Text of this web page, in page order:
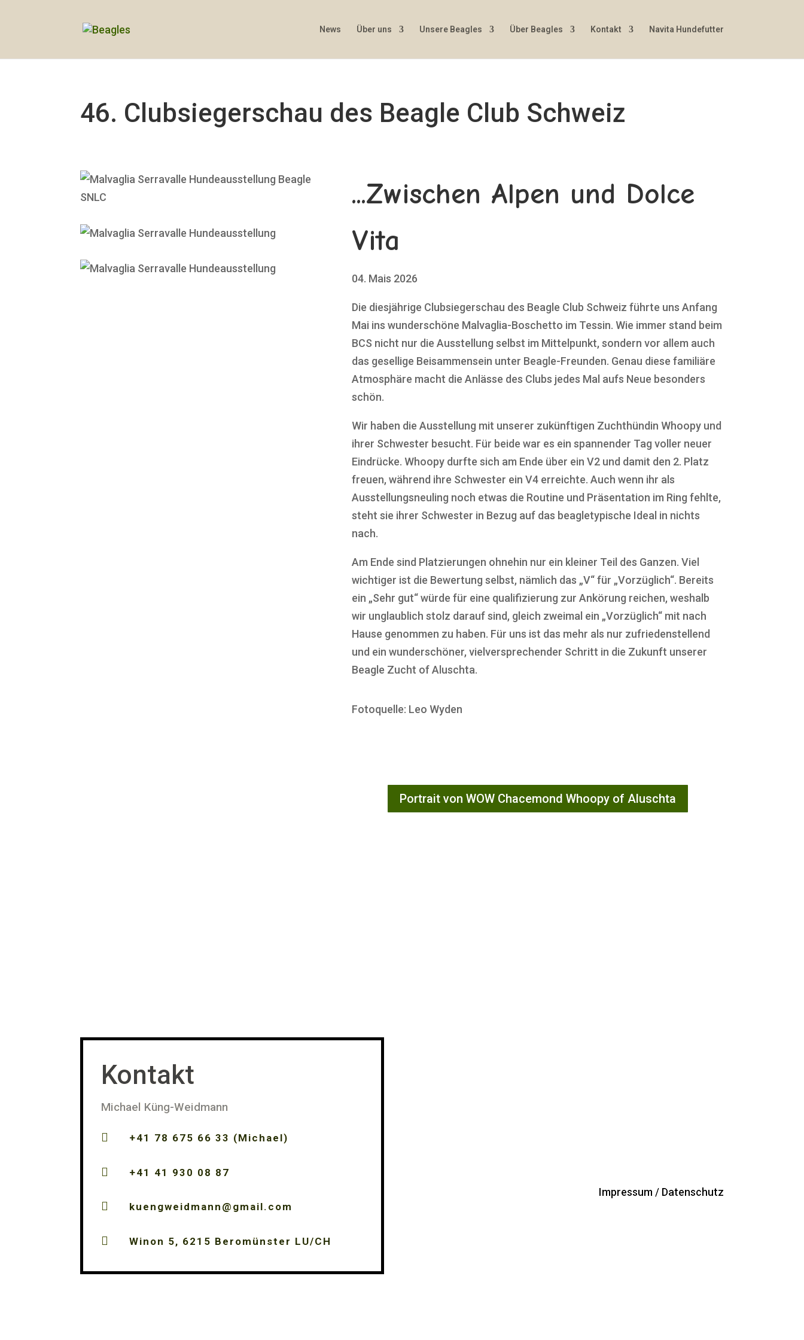
News Über uns Unsere Beagles Über Beagles Kontakt Navita Hundefutter
46. Clubsiegerschau des Beagle Club Schweiz
...Zwischen Alpen und Dolce
Vita
04. Mais 2026
Die diesjährige Clubsiegerschau des Beagle Club Schweiz führte uns Anfang
Mai ins wunderschöne Malvaglia-Boschetto im Tessin. Wie immer stand beim
BCS nicht nur die Ausstellung selbst im Mittelpunkt, sondern vor allem auch
das gesellige Beisammensein unter Beagle-Freunden. Genau diese familiäre
Atmosphäre macht die Anlässe des Clubs jedes Mal aufs Neue besonders
schön.
Wir haben die Ausstellung mit unserer zukünftigen Zuchthündin Whoopy und
ihrer Schwester besucht. Für beide war es ein spannender Tag voller neuer
Eindrücke. Whoopy durfte sich am Ende über ein V2 und damit den 2. Platz
freuen, während ihre Schwester ein V4 erreichte. Auch wenn ihr als
Ausstellungsneuling noch etwas die Routine und Präsentation im Ring fehlte,
steht sie ihrer Schwester in Bezug auf das beagletypische Ideal in nichts
nach.
Am Ende sind Platzierungen ohnehin nur ein kleiner Teil des Ganzen. Viel
wichtiger ist die Bewertung selbst, nämlich das „V“ für „Vorzüglich“. Bereits
ein „Sehr gut“ würde für eine qualifizierung zur Ankörung reichen, weshalb
wir unglaublich stolz darauf sind, gleich zweimal ein „Vorzüglich“ mit nach
Hause genommen zu haben. Für uns ist das mehr als nur zufriedenstellend
und ein wunderschöner, vielversprechender Schritt in die Zukunft unserer
Beagle Zucht of Aluschta.
Fotoquelle: Leo Wyden
Portrait von WOW Chacemond Whoopy of Aluschta
Kontakt
Michael Küng-Weidmann
 +41 78 675 66 33 (Michael)
 +41 41 930 08 87
 kuengweidmann@gmail.com
 Winon 5, 6215 Beromünster LU/CH
Impressum / Datenschutz